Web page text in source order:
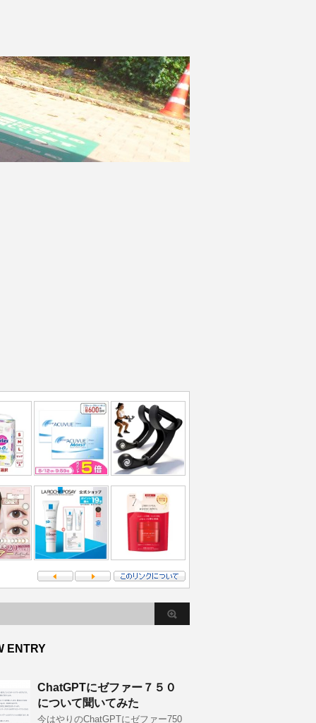
ENTRY
ChatGPTにゼファー７５０
について聞いてみた
今はやりのChatGPTにゼファー750